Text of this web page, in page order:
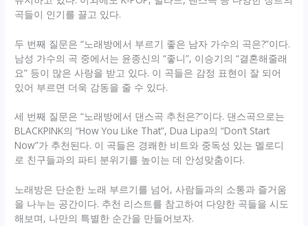
곡들이 인기를 끌고 있다.
두 번째 질문은 “노래방에서 부르기 좋은 남자 가수의 곡은?”이다.
남성 가수의 곡 중에서는 윤종신의 “좋니”, 이승기의 “결혼해줄래
요” 등이 많은 사랑을 받고 있다. 이 곡들은 감정 표현이 잘 되어
있어 부르면 더욱 감동을 줄 수 있다.
세 번째 질문은 “노래방에서 댄스곡 추천은?”이다. 댄스곡으로는
BLACKPINK의 “How You Like That”, Dua Lipa의 “Don’t Start
Now”가 추천된다. 이 곡들은 경쾌한 비트와 중독성 있는 멜로디
로 친구들과의 파티 분위기를 높이는 데 안성맞춤이다.
노래방은 단순한 노래 부르기를 넘어, 사람들과의 소통과 즐거움
을 나누는 공간이다. 추천 리스트를 참고하여 다양한 곡들을 시도
해보며, 나만의 특별한 순간을 만들어보자.